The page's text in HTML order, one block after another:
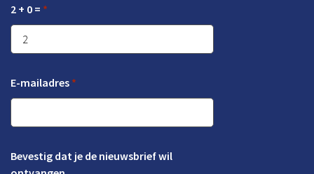
2 + 0 = *
E-mailadres *
Bevestig dat je de nieuwsbrief wil